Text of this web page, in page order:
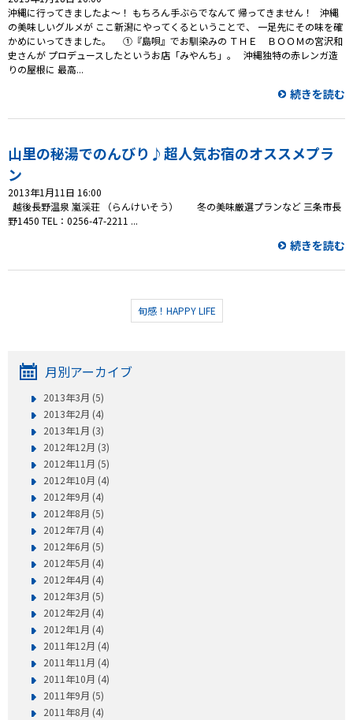
沖縄に行ってきましたよ～！ もちろん手ぶらでなんて 帰ってきません！ 沖縄
の美味しいグルメが ここ新潟にやってくるということで、 一足先にその味を確
かめにいってきました。 ①『島唄』でお馴染みの ＴＨＥ ＢＯＯＭの宮沢和
史さんが プロデュースしたというお店「みやんち」。 沖縄独特の赤レンガ造
りの屋根に 最高...
続きを読む
山里の秘湯でのんびり♪超人気お宿のオススメプラ
ン
2013年1月11日 16:00
越後長野温泉 嵐渓荘 （らんけいそう） 冬の美味厳選プランなど 三条市長
野1450 TEL：0256-47-2211 ...
続きを読む
旬感！HAPPY LIFE
月別アーカイブ
2013年3月 (5)
2013年2月 (4)
2013年1月 (3)
2012年12月 (3)
2012年11月 (5)
2012年10月 (4)
2012年9月 (4)
2012年8月 (5)
2012年7月 (4)
2012年6月 (5)
2012年5月 (4)
2012年4月 (4)
2012年3月 (5)
2012年2月 (4)
2012年1月 (4)
2011年12月 (4)
2011年11月 (4)
2011年10月 (4)
2011年9月 (5)
2011年8月 (4)